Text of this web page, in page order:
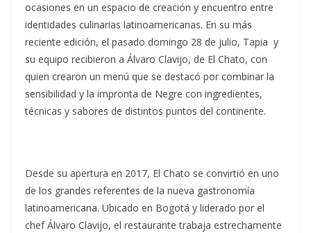
ocasiones en un espacio de creación y encuentro entre
identidades culinarias latinoamericanas. En su más
reciente edición, el pasado domingo 28 de julio, Tapia y
su equipo recibieron a Álvaro Clavijo, de El Chato, con
quien crearon un menú que se destacó por combinar la
sensibilidad y la impronta de Negre con ingredientes,
técnicas y sabores de distintos puntos del continente.
Desde su apertura en 2017, El Chato se convirtió en uno
de los grandes referentes de la nueva gastronomía
latinoamericana. Ubicado en Bogotá y liderado por el
chef Álvaro Clavijo, el restaurante trabaja estrechamente